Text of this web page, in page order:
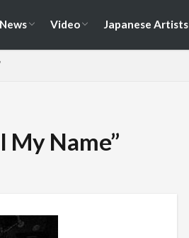
News Video Japanese Artists
My Name”